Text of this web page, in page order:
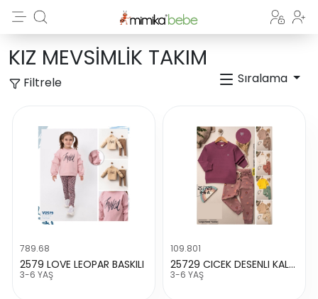
KIZ MEVSİMLİK TAKIM
Filtrele Sıralama
789.68
2579 LOVE LEOPAR BASKILI
3-6 YAŞ
109.801
25729 CICEK DESENLI KALP TAŞLI TAKIM
3-6 YAŞ